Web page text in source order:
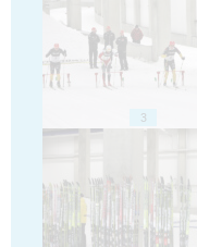
3